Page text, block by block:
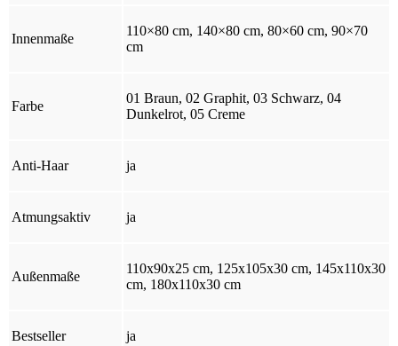
Innenmaße
110×80 cm, 140×80 cm, 80×60 cm, 90×70
cm
Farbe
01 Braun, 02 Graphit, 03 Schwarz, 04
Dunkelrot, 05 Creme
Anti-Haar ja
Atmungsaktiv ja
Außenmaße
110x90x25 cm, 125x105x30 cm, 145x110x30
cm, 180x110x30 cm
Bestseller ja